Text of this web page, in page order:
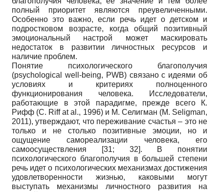
полный приоритет являются преувеличенными.
Особенно это важно, если речь идет о детском и
подростковом возрасте, когда общий позитивный
эмоциональный настрой может маскировать
недостаток в развитии личностных ресурсов и
наличие проблем.
Понятие психологического благополучия
(psychological well-being, PWB) связано с идеями об
условиях и критериях полноценного
функционирования человека. Исследователи,
работающие в этой парадигме, прежде всего К.
Рифф (C. Riff at al., 1996) и М. Селигман (M. Seligman,
2011), утверждают, что переживание счастья – это не
только и не столько позитивные эмоции, но и
ощущение самореализации человека, его
самоосуществления
[31; 32]. В понятии
психологического благополучия в большей степени
речь идет о психологических механизмах достижения
удовлетворенности жизнью, каковыми могут
выступать механизмы личностного развития на